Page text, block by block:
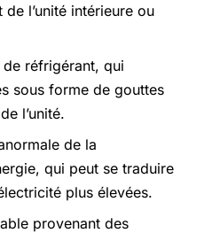
l’unité intérieure ou
de réfrigérant, qui
sous forme de gouttes
l’unité.
de la
qui peut se traduire
plus élevées.
provenant des